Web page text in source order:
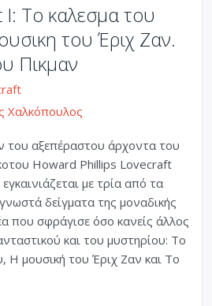
I: Το καλεσμα του
του Έριχ Ζαν.
Πικμαν
Χαλκόπουλος
αξεπέραστου άρχοντα του
Howard Phillips Lovecraft
με τρία από τα
δείγματα της μοναδικής
που σφράγισε όσο κανείς άλλος
και του μυστηρίου: Το
Η μουσική του Έριχ Ζαν και Το